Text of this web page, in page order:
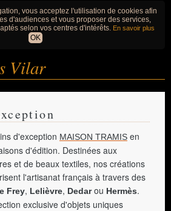
vous acceptez l'utilisation de cookies afin
d'audiences et vous proposer des services,
selon vos centres d'intérêts. En savoir plus
OK
Vilar
d'exception MAISON TRAMIS en
d'édition. Destinées aux
et de beaux textiles, nos créations
l'artisanat français à travers des
Frey, Lelièvre, Dedarou Hermès.
exclusive d'objets uniques